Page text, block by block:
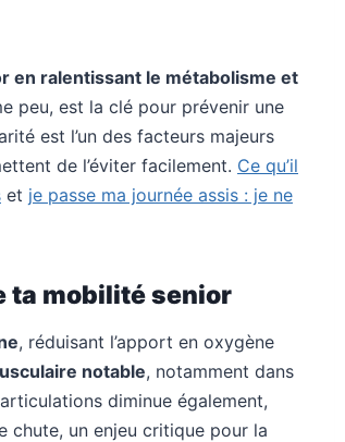
en ralentissant le métabolisme et
peu, est la clé pour prévenir une
est l’un des facteurs majeurs
de l’éviter facilement. Ce qu’il
et je passe ma journée assis : je ne
ta mobilité senior
, réduisant l’apport en oxygène
notable, notamment dans
diminue également,
chute, un enjeu critique pour la